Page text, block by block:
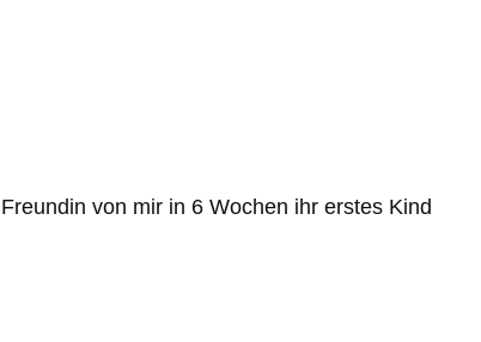
von mir in 6 Wochen ihr erstes Kind